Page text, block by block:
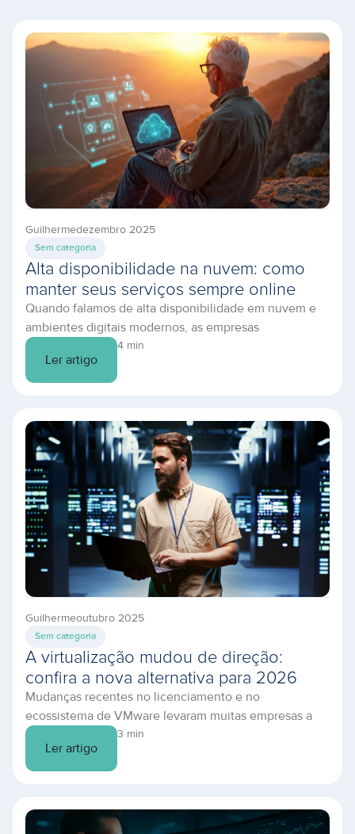
Guilhermedezembro 2025
Sem categoria
Alta disponibilidade na nuvem: como
manter seus serviços sempre online
Quando falamos de alta disponibilidade em nuvem e
ambientes digitais modernos, as empresas
demonstraram ter um grande desafio em comum:
manter aplicações e serviços ativos e sem riscos de
quedas. Com operações cada vez mais digitalizadas,
de indisponibilidade representa riscos financeiros, de
reputação e de segurança. Por […]
Ler artigo
4 min
Guilhermeoutubro 2025
Sem categoria
A virtualização mudou de direção:
confira a nova alternativa para 2026
Mudanças recentes no licenciamento e no
ecossistema de VMware levaram muitas empresas a
revisitar sua estratégia de virtualização e nuvem. Se
você busca uma transição segura, com suporte
próximo e controle de custos, o BCOS (Binario Cloud
rodar workloads críticos — com atendimento 24/7, data
centers Tier III […]
Ler artigo
3 min